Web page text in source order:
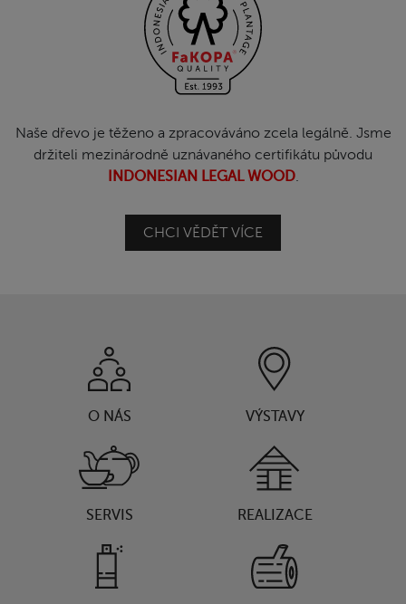
Naše dřevo je těženo a zpracováváno zcela legálně. Jsme
držiteli mezinárodně uznávaného certifikátu původu
INDONESIAN LEGAL WOOD.
CHCI VĚDĚT VÍCE
O NÁS VÝSTAVY
SERVIS REALIZACE